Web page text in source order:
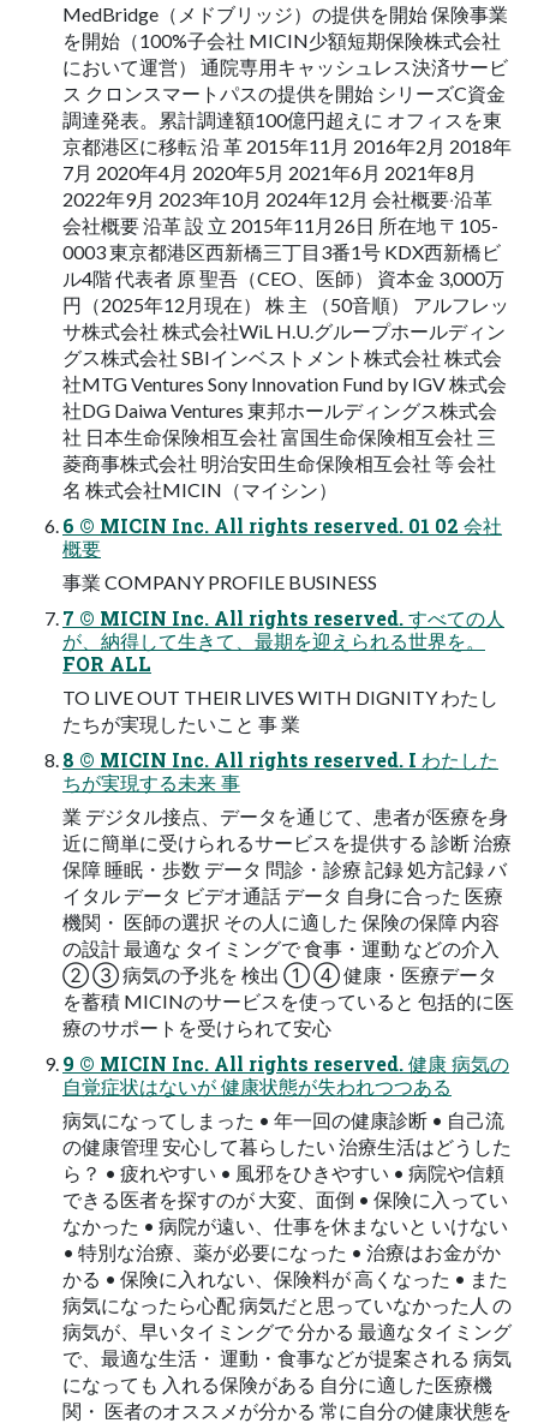
MedBridge（メドブリッジ）の提供を開始 保険事業
を開始（100%子会社 MICIN少額短期保険株式会社
において運営） 通院専用キャッシュレス決済サービ
ス クロンスマートパスの提供を開始 シリーズC資金
調達発表。累計調達額100億円超えに オフィスを東
京都港区に移転 沿 ⾰ 2015年11月 2016年2月 2018年
7月 2020年4月 2020年5月 2021年6月 2021年8月
2022年9月 2023年10月 2024年12月 会社概要‧沿⾰
会社概要 沿⾰ 設 立 2015年11月26日 所在地 〒105-
0003 東京都港区西新橋三丁目3番1号 KDX西新橋ビ
ル4階 代表者 原 聖吾（CEO、医師） 資本金 3,000万
円（2025年12月現在） 株 主 （50音順） アルフレッ
サ株式会社 株式会社WiL H.U.グループホールディン
グス株式会社 SBIインベストメント株式会社 株式会
社MTG Ventures Sony Innovation Fund by IGV 株式会
社DG Daiwa Ventures 東邦ホールディングス株式会
社 日本生命保険相互会社 富国生命保険相互会社 三
菱商事株式会社 明治安田生命保険相互会社 等 会社
名 株式会社MICIN（マイシン）
6 © MICIN Inc. All rights reserved. 01 02 会社
概要
事業 COMPANY PROFILE BUSINESS
7 © MICIN Inc. All rights reserved. すべての⼈
が、納得して⽣きて、最期を迎えられる世界を。
FOR ALL
TO LIVE OUT THEIR LIVES WITH DIGNITY わたし
たちが実現したいこと 事 業
8 © MICIN Inc. All rights reserved. I わたした
ちが実現する未来 事
業 デジタル接点、データを通じて、患者が医療を⾝
近に簡単に受けられるサービスを提供する 診断 治療
保障 睡眠・歩数 データ 問診・診療 記録 処方記録 バ
イタル データ ビデオ通話 データ 自身に合った 医療
機関・ 医師の選択 その人に適した 保険の保障 内容
の設計 最適な タイミングで 食事・運動 などの介入
② ③ 病気の予兆を 検出 ① ④ 健康・医療データ
を蓄積 MICINのサービスを使っていると 包括的に医
療のサポートを受けられて安心
9 © MICIN Inc. All rights reserved. 健康 病気の
⾃覚症状はないが 健康状態が失われつつある
病気になってしまった • 年一回の健康診断 • 自己流
の健康管理 安⼼して暮らしたい 治療⽣活はどうした
ら？ • 疲れやすい • 風邪をひきやすい • 病院や信頼
できる医者を探すのが 大変、面倒 • 保険に入ってい
なかった • 病院が遠い、仕事を休まないと いけない
• 特別な治療、薬が必要になった • 治療はお金がか
かる • 保険に入れない、保険料が 高くなった • また
病気になったら心配 病気だと思っていなかった人 の
病気が、早いタイミングで 分かる 最適なタイミング
で、最適な生活・ 運動・食事などが提案される 病気
になっても 入れる保険がある 自分に適した医療機
関・ 医者のオススメが分かる 常に自分の健康状態を